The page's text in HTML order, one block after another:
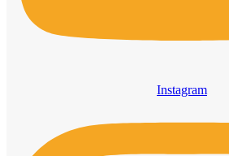
Instagram